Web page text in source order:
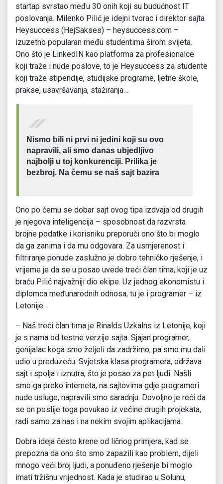
startap svrstao među 30 onih koji su budućnost IT
poslovanja. Milenko Pilić je idejni tvorac i direktor sajta
Heysuccess (HejSakses) – heysuccess.com –
izuzetno popularan među studentima širom svijeta.
Ono što je LinkedIN kao platforma za profesionalce
koji traže i nude poslove, to je Heysuccess za studente
koji traže stipendije, studijske programe, ljetne škole,
prakse, usavršavanja, stažiranja…
Nismo bili ni prvi ni jedini koji su ovo
napravili, ali smo danas ubjedljivo
najbolji u toj konkurenciji. Prilika je
bezbroj. Na čemu se naš sajt bazira
Ono po čemu se dobar sajt ovog tipa izdvaja od drugih
je njegova inteligencija – sposobnost da razvrsta
brojne podatke i korisniku preporuči ono što bi moglo
da ga zanima i da mu odgovara. Za usmjerenost i
filtriranje ponude zaslužno je dobro tehničko rješenje, i
vrijeme je da se u posao uvede treći član tima, koji je uz
braću Pilić najvažniji dio ekipe. Uz jednog ekonomistu i
diplomca međunarodnih odnosa, tu je i programer – iz
Letonije.
– Naš treći član tima je Rinalds Uzkalns iz Letonije, koji
je s nama od testne verzije sajta. Sjajan programer,
genijalac koga smo željeli da zadržimo, pa smo mu dali
udio u preduzeću. Svjetska klasa programera, održava
sajt i spolja i iznutra, što je posao za pet ljudi. Našli
smo ga preko interneta, na sajtovima gdje programeri
nude usluge, napravili smo saradnju. Dovoljno je reći da
se on poslije toga povukao iz većine drugih projekata,
radi samo za nas i na nekim svojim aplikacijama.
Dobra ideja često krene od ličnog primjera, kad se
prepozna da ono što smo zapazili kao problem, dijeli
mnogo veći broj ljudi, a ponuđeno rješenje bi moglo
imati tržišnu vrijednost. Kada je studirao u Solunu,